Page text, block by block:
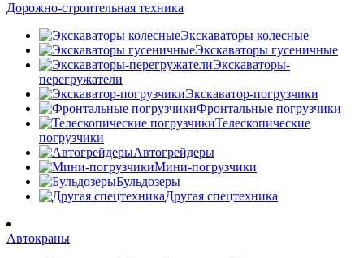
Дорожно-строительная техника
Экскаваторы колесные
Экскаваторы гусеничные
Экскаваторы-
перегружатели
Экскаватор-погрузчики
Фронтальные погрузчики
Телескопические
погрузчики
Автогрейдеры
Мини-погрузчики
Бульдозеры
Другая спецтехника
Автокраны